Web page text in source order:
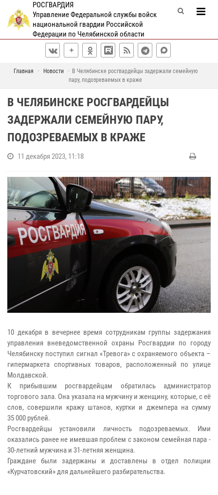
РОСГВАРДИЯ
Управление Федеральной службы войск
национальной гвардии Российской
Федерации по Челябинской области
Главная Новости
В Челябинске росгвардейцы задержали семейную
пару, подозреваемых в краже
В ЧЕЛЯБИНСКЕ РОСГВАРДЕЙЦЫ
ЗАДЕРЖАЛИ СЕМЕЙНУЮ ПАРУ,
ПОДОЗРЕВАЕМЫХ В КРАЖЕ
11 декабря 2023, 11:18
10 декабря в вечернее время сотрудникам группы задержания
управления вневедомственной охраны Росгвардии по городу
Челябинску поступил сигнал «Тревога» с охраняемого объекта –
гипермаркета спортивных товаров, расположенный по улице
Молдавской.
К прибывшим росгвардейцам обратилась администратор
торгового зала. Она указала на мужчину и женщину, которые, с её
слов, совершили кражу штанов, куртки и джемпера на сумму
35 000 рублей.
Росгвардейцы установили личность подозреваемых. Ими
оказались ранее не имевшая проблем с законом семейная пара -
30-летний мужчина и 31-летняя женщина.
Граждане были задержаны и доставлены в отдел полиции
«Курчатовский» для дальнейшего разбирательства.